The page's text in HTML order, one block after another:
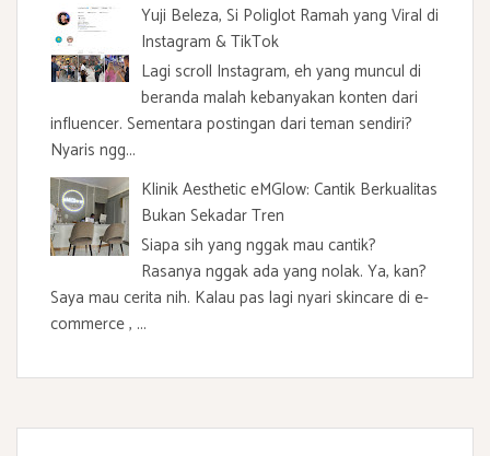
Yuji Beleza, Si Poliglot Ramah yang Viral di
Instagram & TikTok
Lagi scroll Instagram, eh yang muncul di
beranda malah kebanyakan konten dari
influencer. Sementara postingan dari teman sendiri?
Nyaris ngg...
Klinik Aesthetic eMGlow: Cantik Berkualitas
Bukan Sekadar Tren
Siapa sih yang nggak mau cantik?
Rasanya nggak ada yang nolak. Ya, kan?
Saya mau cerita nih. Kalau pas lagi nyari skincare di e-
commerce , ...